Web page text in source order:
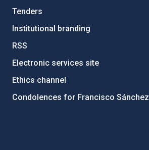
Tenders
Institutional branding
RSS
Electronic services site
Ethics channel
Condolences for Francisco Sánchez